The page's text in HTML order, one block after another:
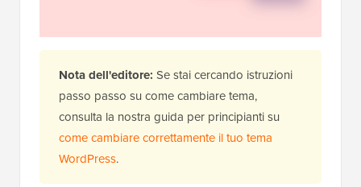
Nota dell'editore: Se stai cercando istruzioni
passo passo su come cambiare tema,
consulta la nostra guida per principianti su
come cambiare correttamente il tuo tema
WordPress.